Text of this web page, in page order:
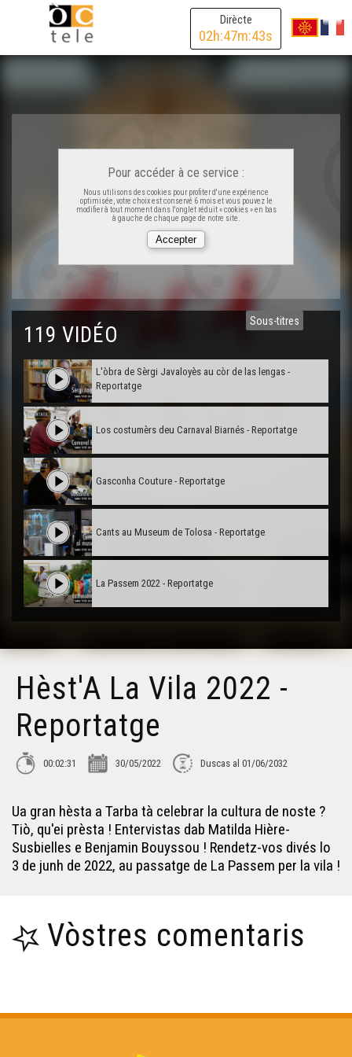
Dirècte
02h:47m:43s
Sous-titres
Pour accéder à ce service :
Nous utilisons des cookies pour profiter d'une expérience
optimisée, votre choix est conservé 6 mois et vous pouvez le
modifier à tout moment dans l'onglet réduit « cookies » en bas
à gauche de chaque page de notre site.
119 VIDÉO
Francis Cabrel e la Calandreta de Peçac - Reportatge
Lo Congrès Permanent de la Lenga Occitana, 10 ans -
Hart Brut - Reportatge
Toponimia de las Pireneas - Reportatge
L'òbra de Sèrgi Javaloyès au còr de las lengas -
Reportatge
Los costumèrs deu Carnaval Biarnés - Reportatge
Gasconha Couture - Reportatge
Cants au Museum de Tolosa - Reportatge
La Passem 2022 - Reportatge
Hèst'A La Vila 2022 - Reportatge
La Passem que s'i torna ! - Reportatge
Nau Topo grafic’s per Joan-Carles Codèrc - Reportatge
Elina, lo corpet de Nauta-Dordonha - Reportatge
Hèst'A La Vila 2022 -
Reportatge
00:02:31 30/05/2022 Duscas al 01/06/2032
Ua gran hèsta a Tarba tà celebrar la cultura de noste ?
Tiò, qu'ei prèsta ! Entervistas dab Matilda Hière-
Susbielles e Benjamin Bouyssou ! Rendetz-vos divés lo
3 de junh de 2022, au passatge de La Passem per la vila !
Vòstres comentaris